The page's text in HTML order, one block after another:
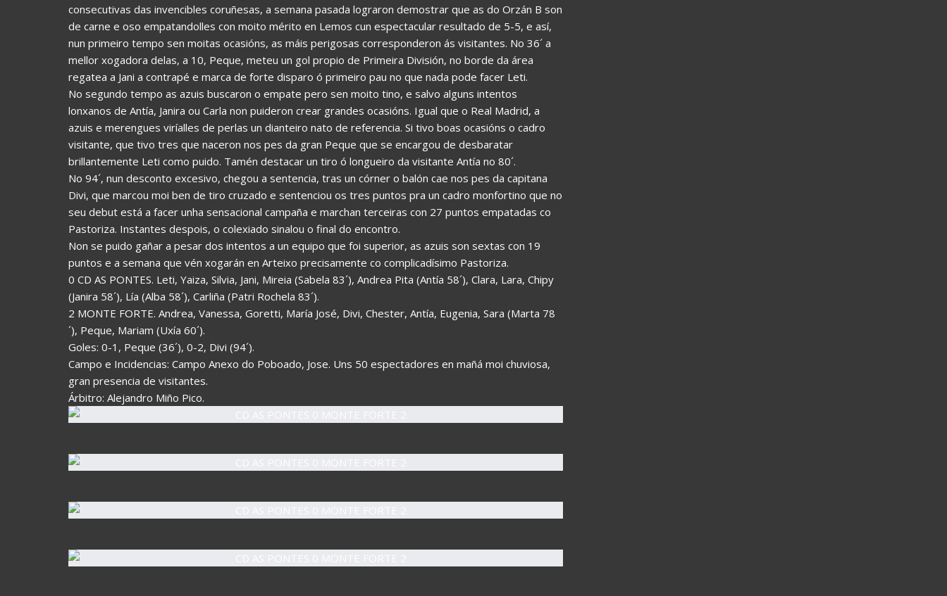
consecutivas das invencibles coruñesas, a semana pasada lograron demostrar que as do Orzán B son
de carne e oso empatandolles con moito mérito en Lemos cun espectacular resultado de 5-5, e así,
nun primeiro tempo sen moitas ocasións, as máis perigosas corresponderon ás visitantes. No 36´ a
mellor xogadora delas, a 10, Peque, meteu un gol propio de Primeira División, no borde da área
regatea a Jani a contrapé e marca de forte disparo ó primeiro pau no que nada pode facer Leti.
No segundo tempo as azuis buscaron o empate pero sen moito tino, e salvo alguns intentos
lonxanos de Antía, Janira ou Carla non puideron crear grandes ocasións. Igual que o Real Madrid, a
azuis e merengues viríalles de perlas un dianteiro nato de referencia. Si tivo boas ocasións o cadro
visitante, que tivo tres que naceron nos pes da gran Peque que se encargou de desbaratar
brillantemente Leti como puido. Tamén destacar un tiro ó longueiro da visitante Antía no 80´.
No 94´, nun desconto excesivo, chegou a sentencia, tras un córner o balón cae nos pes da capitana
Divi, que marcou moi ben de tiro cruzado e sentenciou os tres puntos pra un cadro monfortino que no
seu debut está a facer unha sensacional campaña e marchan terceiras con 27 puntos empatadas co
Pastoriza. Instantes despois, o colexiado sinalou o final do encontro.
Non se puido gañar a pesar dos intentos a un equipo que foi superior, as azuis son sextas con 19
puntos e a semana que vén xogarán en Arteixo precisamente co complicadísimo Pastoriza.
0 CD AS PONTES. Leti, Yaiza, Silvia, Jani, Mireia (Sabela 83´), Andrea Pita (Antía 58´), Clara, Lara, Chipy
(Janira 58´), Lía (Alba 58´), Carliña (Patri Rochela 83´).
2 MONTE FORTE. Andrea, Vanessa, Goretti, María José, Divi, Chester, Antía, Eugenia, Sara (Marta 78
´), Peque, Mariam (Uxía 60´).
Goles: 0-1, Peque (36´), 0-2, Divi (94´).
Campo e Incidencias: Campo Anexo do Poboado, Jose. Uns 50 espectadores en mañá moi chuviosa,
gran presencia de visitantes.
Árbitro: Alejandro Miño Pico.